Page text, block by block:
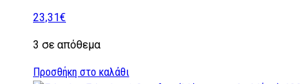
23,31€
3 σε απόθεμα
Προσθήκη στο καλάθι